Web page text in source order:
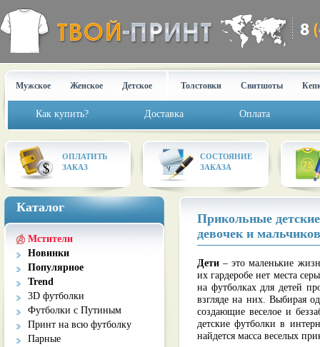
Мужское Женское Детское Толстовки Свитшоты
Как купить? Доставка Оплата
ОПЛАТИТЬ
ЗАКАЗ
СОСТОЯНИЕ
ЗАКАЗА
Каталог
Мстители
Новинки
Популярное
Trend
3D футболки
Футболки с Путиным
Принт на всю футболку
Парные
Прикольные
девочек и мальчиков
Дети – это маленькие
их гардеробе нет места
на футболках для детей
взгляде на них. Выбирая
создающие веселое и
детские футболки в
найдется масса веселых